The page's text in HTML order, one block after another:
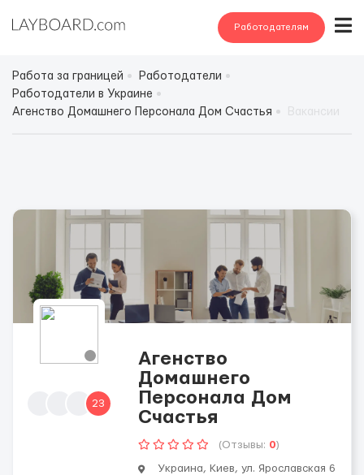
Работодателям
Работа за границей
Работодатели
Работодатели в Украине
Агенство Домашнего Персонала Дом Счастья
23
Агенство
Домашнего
Персонала Дом
Счастья
(Отзывы: 0)
Украина, Киев, ул. Ярославская 6